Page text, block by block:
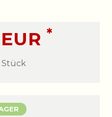
*
Stück